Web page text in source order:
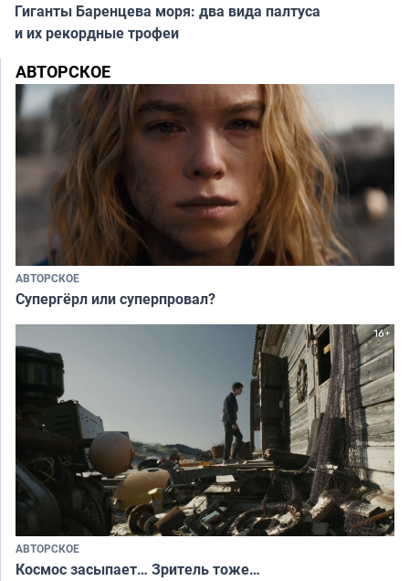
Гиганты Баренцева моря: два вида палтуса
и их рекордные трофеи
АВТОРСКОЕ
АВТОРСКОЕ
Супергёрл или суперпровал?
АВТОРСКОЕ
Космос засыпает… Зритель тоже…